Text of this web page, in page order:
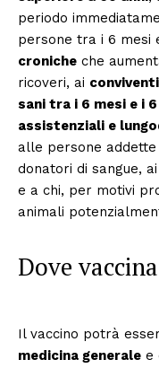
periodo
persone tra i 6 mesi
croniche che
ricoveri, ai
sani tra i 6 mesi e i
assistenziali e
alle persone addette
donatori di sangue,
e a chi, per motivi
animali
Dove
Il vaccino potrà
medicina generale e